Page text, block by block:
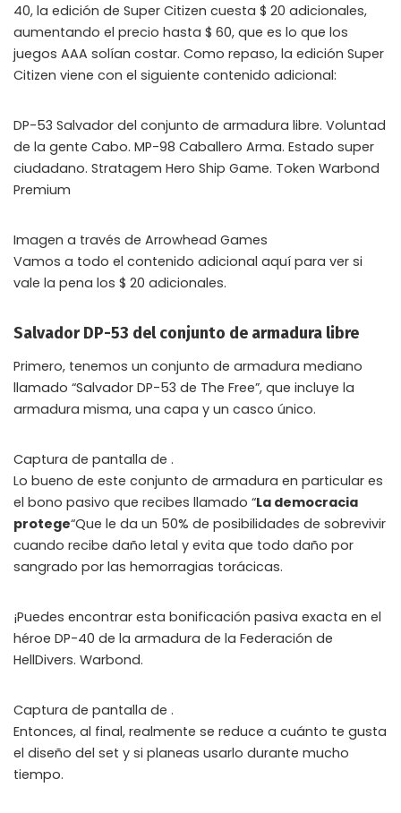
40, la edición de Super Citizen cuesta $ 20 adicionales,
aumentando el precio hasta $ 60, que es lo que los
juegos AAA solían costar. Como repaso, la edición Super
Citizen viene con el siguiente contenido adicional:
DP-53 Salvador del conjunto de armadura libre. Voluntad
de la gente Cabo. MP-98 Caballero Arma. Estado super
ciudadano. Stratagem Hero Ship Game. Token Warbond
Premium
Imagen a través de Arrowhead Games
Vamos a todo el contenido adicional aquí para ver si
vale la pena los $ 20 adicionales.
Salvador DP-53 del conjunto de armadura libre
Primero, tenemos un conjunto de armadura mediano
llamado “Salvador DP-53 de The Free”, que incluye la
armadura misma, una capa y un casco único.
Captura de pantalla de .
Lo bueno de este conjunto de armadura en particular es
el bono pasivo que recibes llamado “La democracia
protege“Que le da un 50% de posibilidades de sobrevivir
cuando recibe daño letal y evita que todo daño por
sangrado por las hemorragias torácicas.
¡Puedes encontrar esta bonificación pasiva exacta en el
héroe DP-40 de la armadura de la Federación de
HellDivers. Warbond.
Captura de pantalla de .
Entonces, al final, realmente se reduce a cuánto te gusta
el diseño del set y si planeas usarlo durante mucho
tiempo.